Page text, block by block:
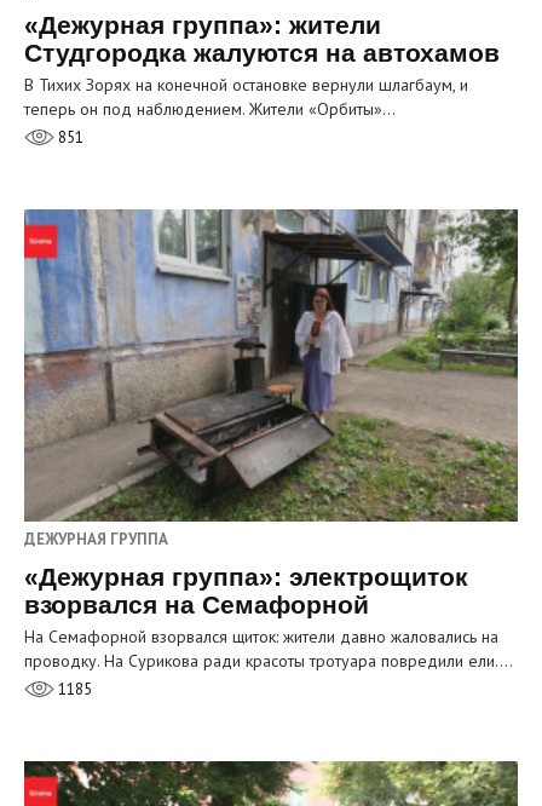
«Дежурная группа»: жители
Студгородка жалуются на автохамов
В Тихих Зорях на конечной остановке вернули шлагбаум, и
теперь он под наблюдением. Жители «Орбиты»…
851
ДЕЖУРНАЯ ГРУППА
«Дежурная группа»: электрощиток
взорвался на Семафорной
На Семафорной взорвался щиток: жители давно жаловались на
проводку. На Сурикова ради красоты тротуара повредили ели.…
1185